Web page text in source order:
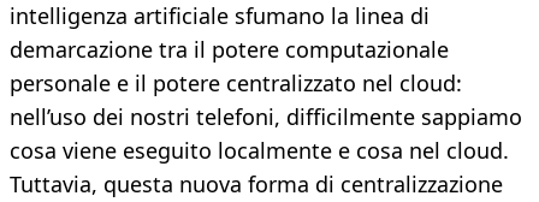
intelligenza artificiale sfumano la linea di
demarcazione tra il potere computazionale
personale e il potere centralizzato nel cloud:
nell’uso dei nostri telefoni, difficilmente sappiamo
cosa viene eseguito localmente e cosa nel cloud.
Tuttavia, questa nuova forma di centralizzazione